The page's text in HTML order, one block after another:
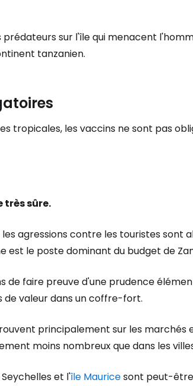
prédateurs sur l'île qui menacent
tanzanien.
tropicales, les vaccins ne sont pas
très sûre.
agressions contre les touristes sont
est le poste dominant du budget de
de faire preuve d'une prudence
de valeur dans un coffre-fort.
principalement sur les marchés
moins nombreux que dans les
Seychelles et l'île Mauricesont peut-être